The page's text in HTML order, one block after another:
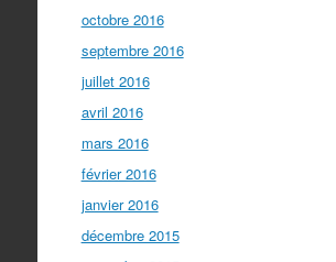
octobre 2016
septembre 2016
juillet 2016
avril 2016
mars 2016
février 2016
janvier 2016
décembre 2015